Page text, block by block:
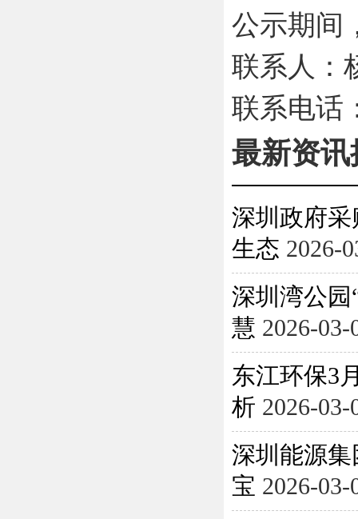
公示期间
联系人
联系电话
最新资讯
深圳政府
生态 2026-
深圳湾公
慧 2026-03-
东江环保3
析 2026-03-
深圳能源
宝 2026-03-